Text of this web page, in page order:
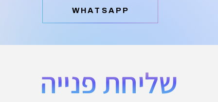
‫WHATSAPP
שליחת פנייה